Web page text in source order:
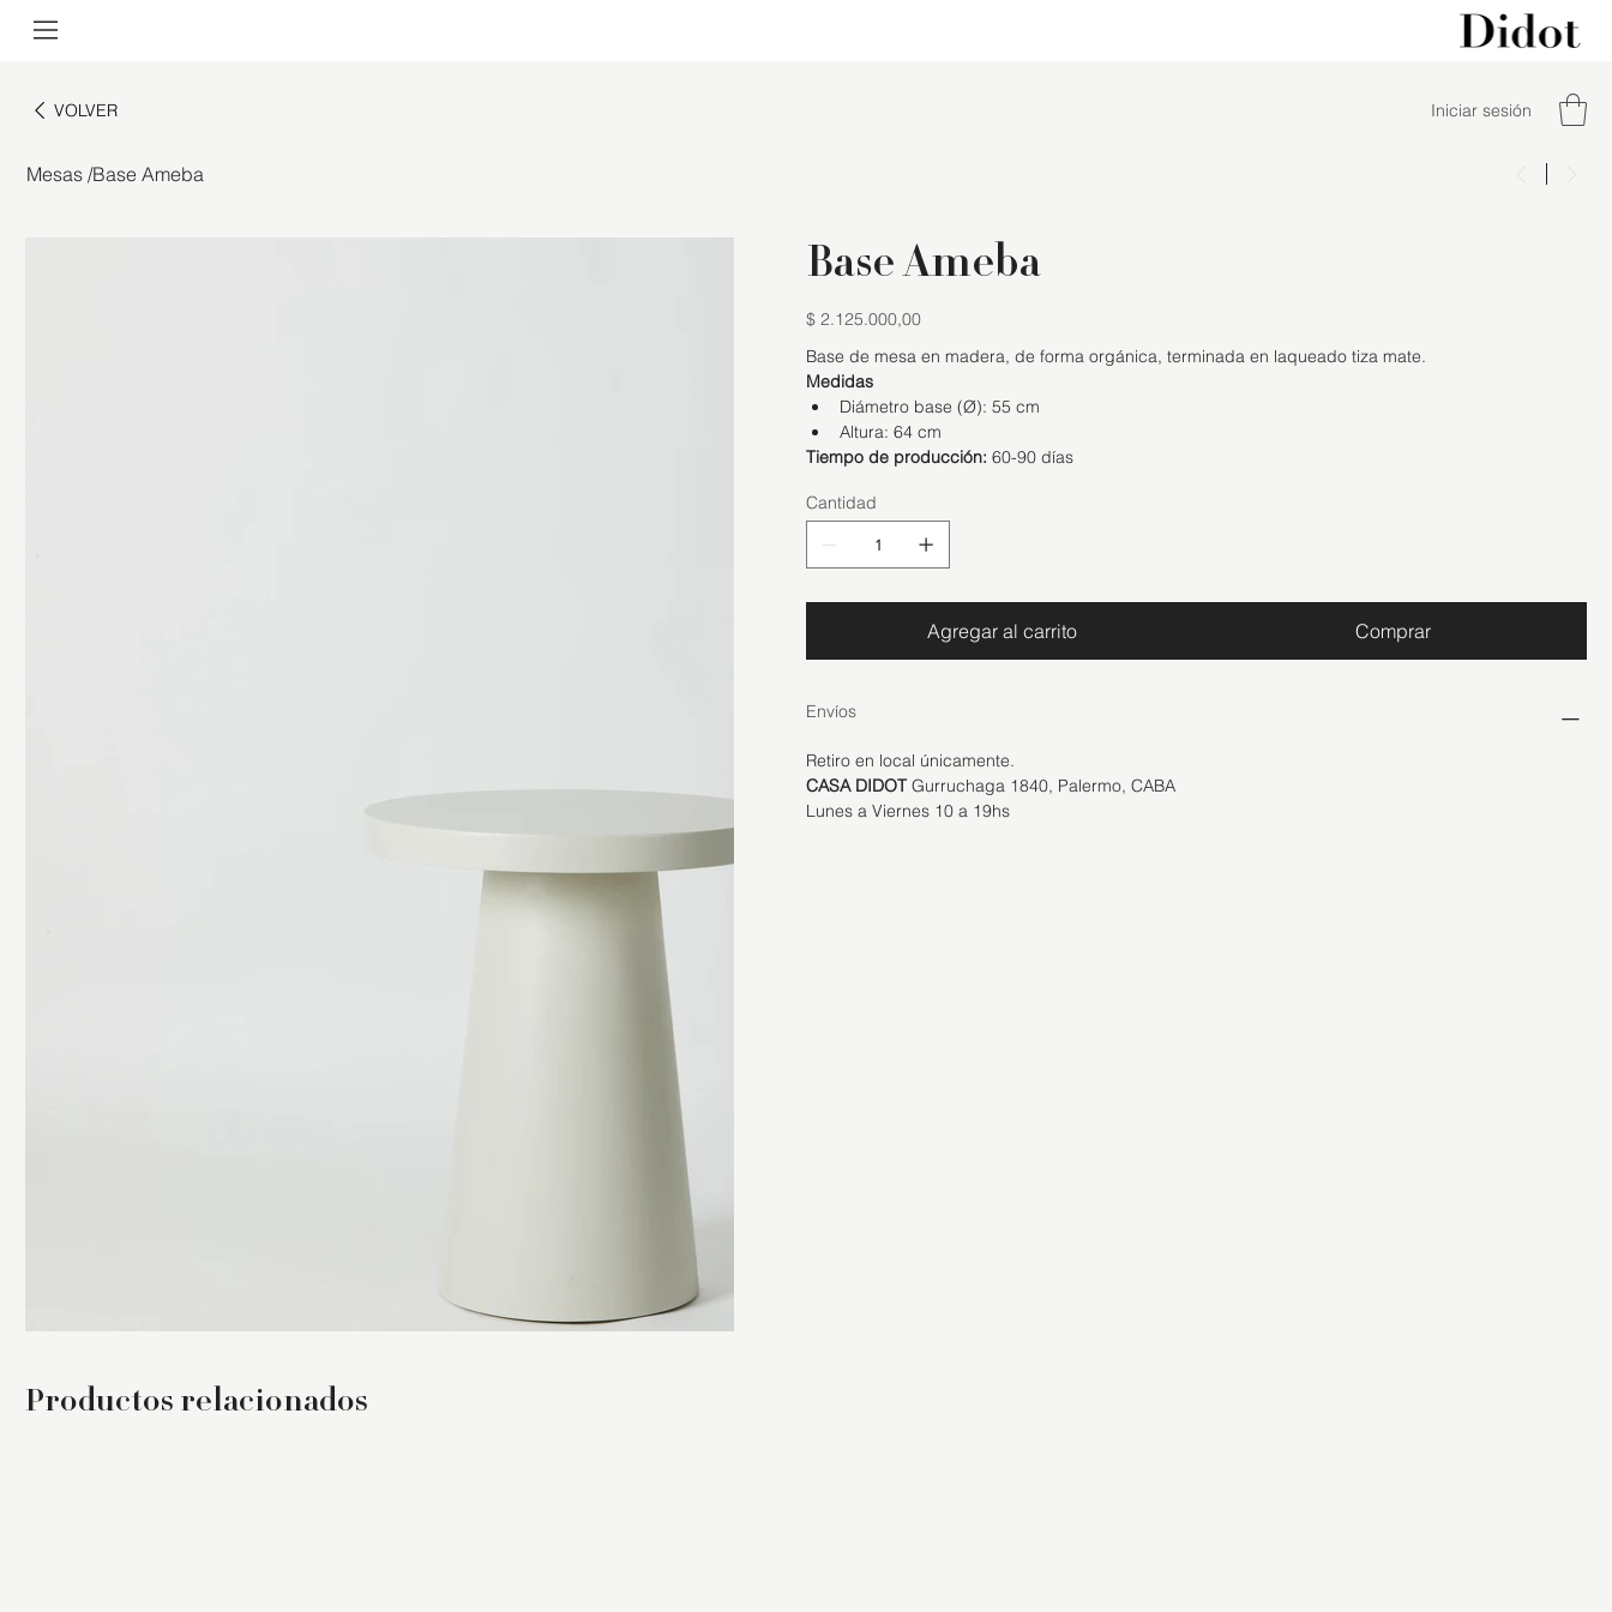
VOLVER Iniciar sesión
Mesas /Base Ameba
Base Ameba
Precio
$ 2.125.000,00
Base de mesa en madera, de forma orgánica, terminada en laqueado tiza mate.
Medidas
Diámetro base (Ø): 55 cm
Altura: 64 cm
Tiempo de producción: 60-90 días
Cantidad
Agregar al carrito Comprar
Envíos
Retiro en local únicamente.
CASA DIDOT Gurruchaga 1840, Palermo, CABA
Lunes a Viernes 10 a 19hs
Productos relacionados